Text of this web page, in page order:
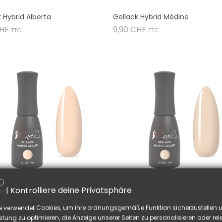
Hybrid Alberta
Preis
TTC
Gellack Hybrid Médine
9,90 CHF Preis
TTC
Hybrid Cesena
Preis
TTC
Gellack Hybrid Merefa
9,90 CHFPreis
TTC
| Kontrolliere deine Privatsphäre
verwendet Cookies, um ihre ordnungsgemäße Funktion sicherzustellen
zu optimieren, die Anzeige unserer Seiten zu personalisieren oder